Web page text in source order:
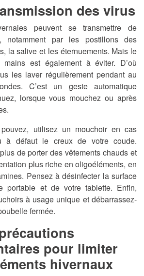
des virus
peuvent se transmettre de
notamment par les postillons des
la salive et les éternuements. Mais le
est également à éviter. D’où
les laver régulièrement pendant au
C’est un geste automatique
lorsque vous mouchez ou après
utilisez un mouchoir en cas
à défaut le creux de votre coude.
de porter des vêtements chauds et
plus riche en oligoéléments, en
Pensez à désinfecter la surface
portable et de votre tablette. Enfin,
à usage unique et débarrassez-
fermée.
pour limiter
hivernaux